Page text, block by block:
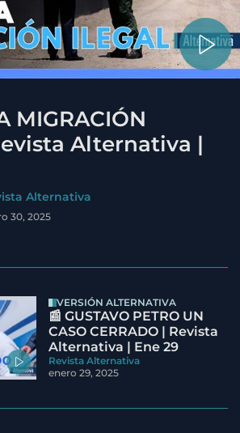
MIGRACIÓN
Alternativa |
Alternativa
30, 2025
VERSIÓN ALTERNATIVA
📰 GUSTAVO PETRO UN
CASO CERRADO | Revista
Alternativa | Ene 29
Revista Alternativa
enero 29, 2025